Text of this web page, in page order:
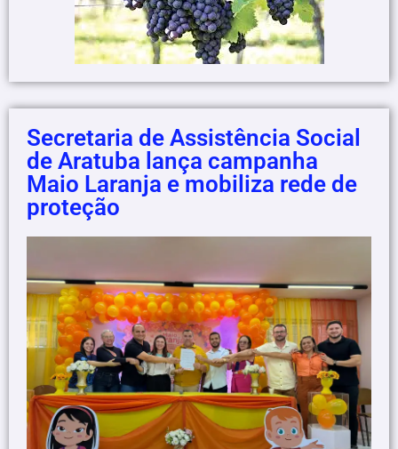
Secretaria de Assistência Social
de Aratuba lança campanha
Maio Laranja e mobiliza rede de
proteção